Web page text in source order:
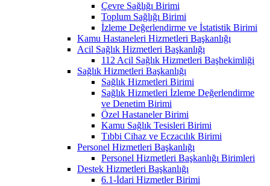
Çevre Sağlığı Birimi
Toplum Sağlığı Birimi
İzleme Değerlendirme ve İstatistik Birimi
Kamu Hastaneleri Hizmetleri Başkanlığı
Acil Sağlık Hizmetleri Başkanlığı
112 Acil Sağlık Hizmetleri Başhekimliği
Sağlık Hizmetleri Başkanlığı
Sağlık Hizmetleri Birimi
Sağlık Hizmetleri İzleme Değerlendirme
ve Denetim Birimi
Özel Hastaneler Birimi
Kamu Sağlık Tesisleri Birimi
Tıbbi Cihaz ve Eczacılık Birimi
Personel Hizmetleri Başkanlığı
Personel Hizmetleri Başkanlığı Birimleri
Destek Hizmetleri Başkanlığı
6.1-İdari Hizmetler Birimi